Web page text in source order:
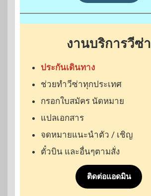
งานบริการวีซ่า
ประกันเดินทาง
ช่วยทำวีซ่าทุกประเทศ
กรอกใบสมัคร นัดหมาย
แปลเอกสาร
จดหมายแนะนำตัว / เชิญ
ตั๋วบิน และอื่นๆตามสั่ง
ติดต่อแอดมิน